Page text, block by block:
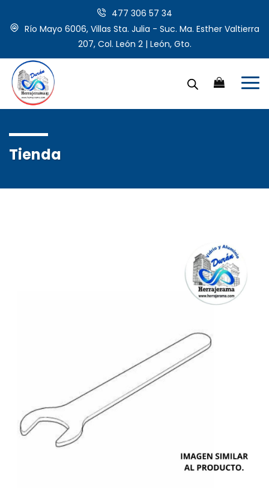
477 306 57 34
Río Mayo 6006, Villas Sta. Julia - Suc. Ma. Esther Valtierra
207, Col. León 2 | León, Gto.
Tienda